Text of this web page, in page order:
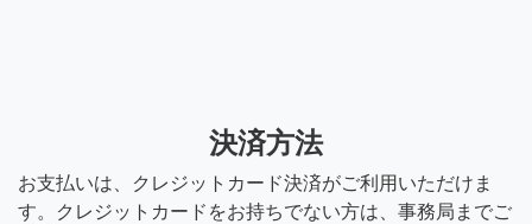
決済方法
お支払いは、クレジットカード決済がご利用いただけま
す。クレジットカードをお持ちでない方は、事務局までご